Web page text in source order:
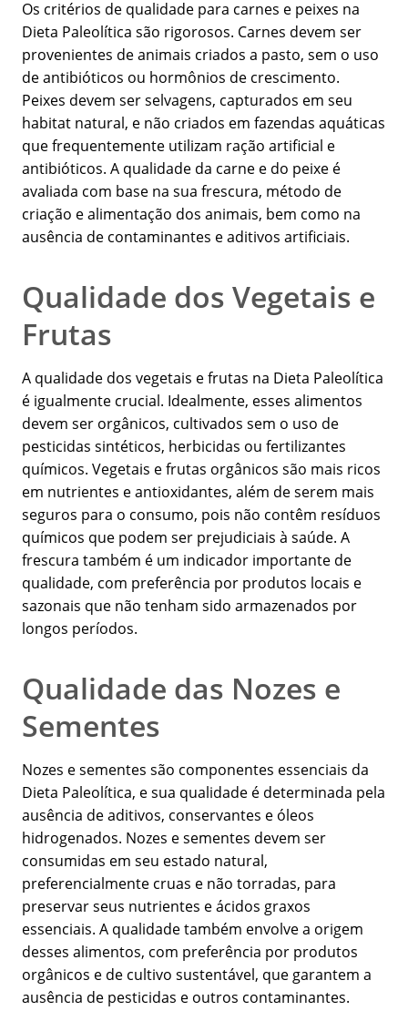
Os critérios de qualidade para carnes e peixes na
Dieta Paleolítica são rigorosos. Carnes devem ser
provenientes de animais criados a pasto, sem o uso
de antibióticos ou hormônios de crescimento.
Peixes devem ser selvagens, capturados em seu
habitat natural, e não criados em fazendas aquáticas
que frequentemente utilizam ração artificial e
antibióticos. A qualidade da carne e do peixe é
avaliada com base na sua frescura, método de
criação e alimentação dos animais, bem como na
ausência de contaminantes e aditivos artificiais.
Qualidade dos Vegetais e
Frutas
A qualidade dos vegetais e frutas na Dieta Paleolítica
é igualmente crucial. Idealmente, esses alimentos
devem ser orgânicos, cultivados sem o uso de
pesticidas sintéticos, herbicidas ou fertilizantes
químicos. Vegetais e frutas orgânicos são mais ricos
em nutrientes e antioxidantes, além de serem mais
seguros para o consumo, pois não contêm resíduos
químicos que podem ser prejudiciais à saúde. A
frescura também é um indicador importante de
qualidade, com preferência por produtos locais e
sazonais que não tenham sido armazenados por
longos períodos.
Qualidade das Nozes e
Sementes
Nozes e sementes são componentes essenciais da
Dieta Paleolítica, e sua qualidade é determinada pela
ausência de aditivos, conservantes e óleos
hidrogenados. Nozes e sementes devem ser
consumidas em seu estado natural,
preferencialmente cruas e não torradas, para
preservar seus nutrientes e ácidos graxos
essenciais. A qualidade também envolve a origem
desses alimentos, com preferência por produtos
orgânicos e de cultivo sustentável, que garantem a
ausência de pesticidas e outros contaminantes.